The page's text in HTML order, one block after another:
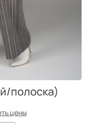
полоска)
цены